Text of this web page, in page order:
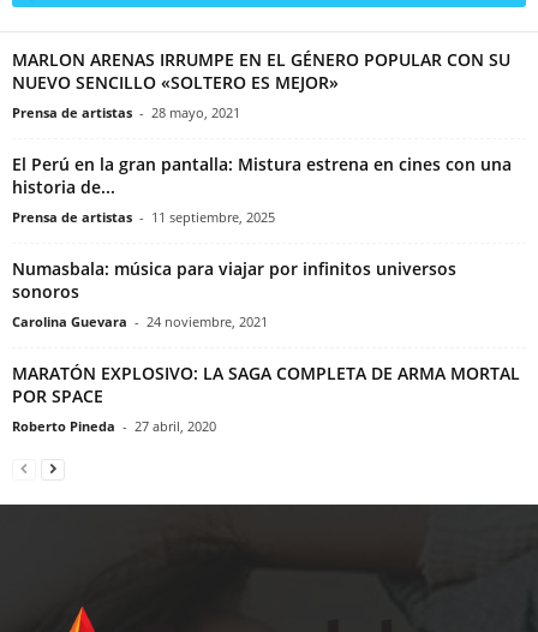
MARLON ARENAS IRRUMPE EN EL GÉNERO POPULAR CON SU
NUEVO SENCILLO «SOLTERO ES MEJOR»
Prensa de artistas - 28 mayo, 2021
El Perú en la gran pantalla: Mistura estrena en cines con una
historia de...
Prensa de artistas - 11 septiembre, 2025
Numasbala: música para viajar por infinitos universos
sonoros
Carolina Guevara - 24 noviembre, 2021
MARATÓN EXPLOSIVO: LA SAGA COMPLETA DE ARMA MORTAL
POR SPACE
Roberto Pineda - 27 abril, 2020